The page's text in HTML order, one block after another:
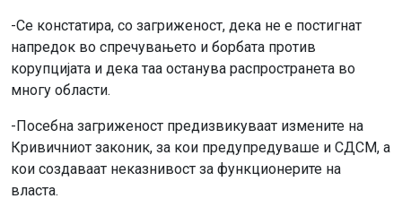
-Се констатира, со загриженост, дека не е постигнат
напредок во спречувањето и борбата против
корупцијата и дека таа останува распространета во
многу области.
-Посебна загриженост предизвикуваат измените на
Кривичниот законик, за кои предупредуваше и СДСМ, а
кои создаваат неказнивост за функционерите на
власта.